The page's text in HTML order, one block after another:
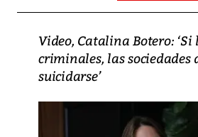
Video, Catalina Botero:
criminales, las sociedades
suicidarse’